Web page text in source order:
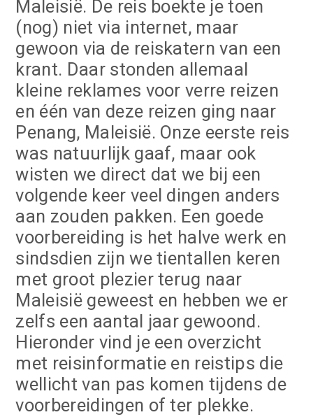
Maleisië. De reis boekte je toen
(nog) niet via internet, maar
gewoon via de reiskatern van een
krant. Daar stonden allemaal
kleine reklames voor verre reizen
en één van deze reizen ging naar
Penang, Maleisië. Onze eerste reis
was natuurlijk gaaf, maar ook
wisten we direct dat we bij een
volgende keer veel dingen anders
aan zouden pakken. Een goede
voorbereiding is het halve werk en
sindsdien zijn we tientallen keren
met groot plezier terug naar
Maleisië geweest en hebben we er
zelfs een aantal jaar gewoond.
Hieronder vind je een overzicht
met reisinformatie en reistips die
wellicht van pas komen tijdens de
voorbereidingen of ter plekke.